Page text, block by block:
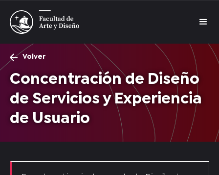
Volver
Concentración de Diseño
de Servicios y Experiencia
de Usuario